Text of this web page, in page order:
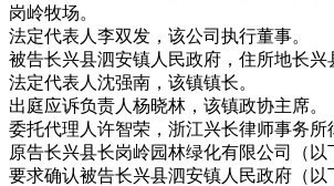
岗岭牧场。
法定代表人李双发，该公司执行董事。
被告长兴县泗安镇人民政府，住所地长兴
法定代表人沈强南，该镇镇长。
出庭应诉负责人杨晓林，该镇政协主席。
委托代理人许智荣，浙江兴长律师事务所
原告长兴县长岗岭园林绿化有限公司（以
要求确认被告长兴县泗安镇人民政府（以